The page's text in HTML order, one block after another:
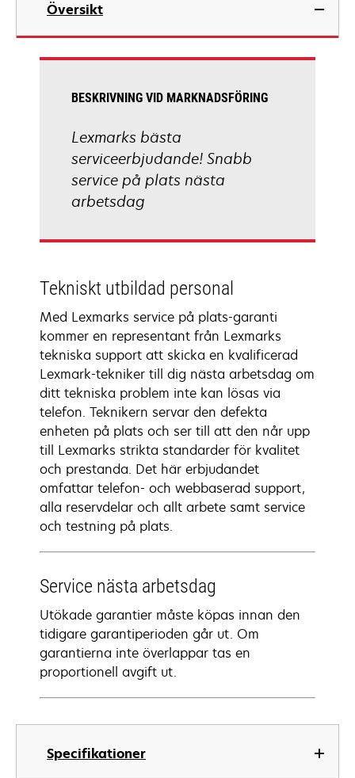
Översikt
Specifikationer
BESKRIVNING VID MARKNADSFÖRING
Lexmarks bästa
serviceerbjudande! Snabb
service på plats nästa
arbetsdag
Tekniskt utbildad personal
Med Lexmarks service på plats-garanti
kommer en representant från Lexmarks
tekniska support att skicka en kvalificerad
Lexmark-tekniker till dig nästa arbetsdag om
ditt tekniska problem inte kan lösas via
telefon. Teknikern servar den defekta
enheten på plats och ser till att den når upp
till Lexmarks strikta standarder för kvalitet
och prestanda. Det här erbjudandet
omfattar telefon- och webbaserad support,
alla reservdelar och allt arbete samt service
och testning på plats.
Service nästa arbetsdag
Utökade garantier måste köpas innan den
tidigare garantiperioden går ut. Om
garantierna inte överlappar tas en
proportionell avgift ut.